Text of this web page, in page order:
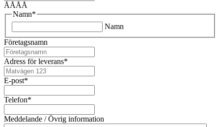
ÅÅÅÅ
Namn*
Namn
Företagsnamn
Adress för leverans*
E-post*
Telefon*
Meddelande / Övrig information